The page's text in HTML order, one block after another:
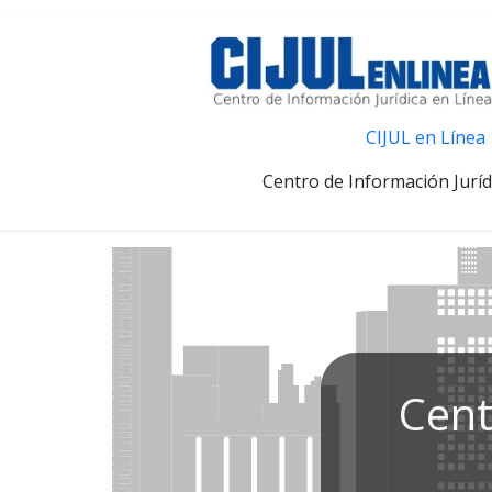
CIJUL en Línea
Centro de Información